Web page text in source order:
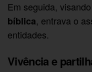
Em seguida,
bíblica, entrava o
entidades.
Vivência e